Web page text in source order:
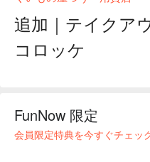
追加｜テイクア
コロッケ
FunNow 限定
会員限定特典を今すぐチェッ